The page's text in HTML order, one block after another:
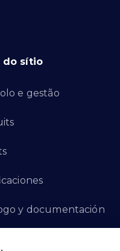
do sítio
e gestão
y documentación